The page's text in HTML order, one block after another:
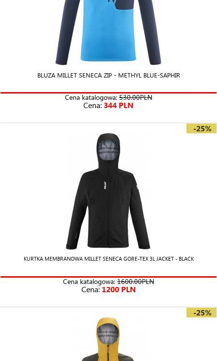
BLUZA MILLET SENECA ZIP - METHYL BLUE-SAPHIR
Cena katalogowa: 530.00PLN
Cena: 344 PLN
-25%
KURTKA MEMBRANOWA MILLET SENECA GORE-TEX 3L JACKET - BLACK
Cena katalogowa: 1600.00PLN
Cena: 1200 PLN
-25%